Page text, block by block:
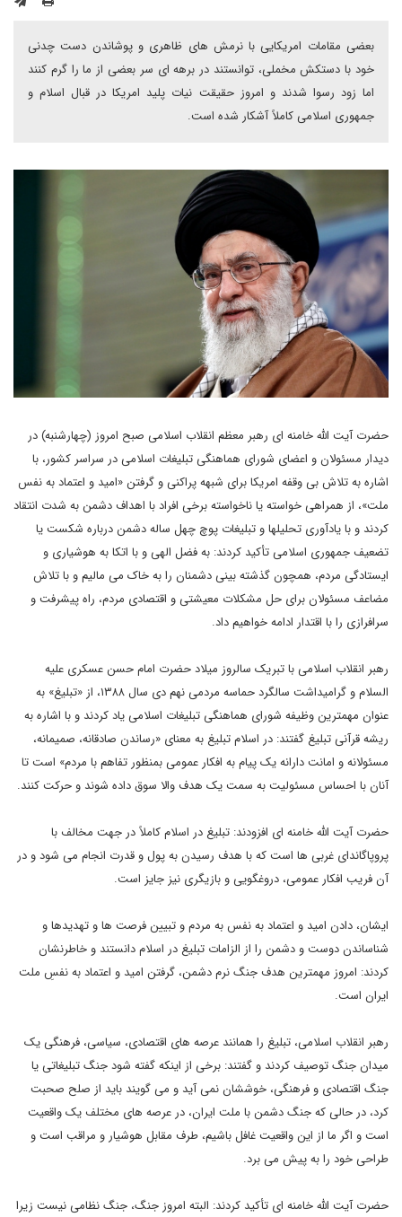
بعضی مقامات امریکایی با نرمش های ظاهری و پوشاندن دست چدنی
خود با دستکش مخملی، توانستند در برهه ای سر بعضی از ما را گرم کنند
اما زود رسوا شدند و امروز حقیقت نیات پلید امریکا در قبال اسلام و
جمهوری اسلامی کاملاً آشکار شده است.
حضرت آیت الله خامنه ای رهبر معظم انقلاب اسلامی صبح امروز (چهارشنبه) در
دیدار مسئولان و اعضای شورای هماهنگی تبلیغات اسلامی در سراسر کشور، با
اشاره به تلاش بی وقفه امریکا برای شبهه پراکنی و گرفتن «امید و اعتماد به نفس
ملت»، از همراهی خواسته یا ناخواسته برخی افراد با اهداف دشمن به شدت انتقاد
کردند و با یادآوری تحلیلها و تبلیغات پوچ چهل ساله دشمن درباره شکست یا
تضعیف جمهوری اسلامی تأکید کردند: به فضل الهی و با اتکا به هوشیاری و
ایستادگی مردم، همچون گذشته بینی دشمنان را به خاک می مالیم و با تلاش
مضاعف مسئولان برای حل مشکلات معیشتی و اقتصادی مردم، راه پیشرفت و
سرافرازی را با اقتدار ادامه خواهیم داد.
رهبر انقلاب اسلامی با تبریک سالروز میلاد حضرت امام حسن عسکری علیه
السلام و گرامیداشت سالگرد حماسه مردمی نهم دی سال ۱۳۸۸، از «تبلیغ» به
عنوان مهمترین وظیفه شورای هماهنگی تبلیغات اسلامی یاد کردند و با اشاره به
ریشه قرآنی تبلیغ گفتند: در اسلام تبلیغ به معنای «رساندن صادقانه، صمیمانه،
مسئولانه و امانت دارانه یک پیام به افکار عمومی بمنظور تفاهم با مردم» است تا
آنان با احساس مسئولیت به سمت یک هدف والا سوق داده شوند و حرکت کنند.
حضرت آیت الله خامنه ای افزودند: تبلیغ در اسلام کاملاً در جهت مخالف با
پروپاگاندای غربی ها است که با هدف رسیدن به پول و قدرت انجام می شود و در
آن فریب افکار عمومی، دروغگویی و بازیگری نیز جایز است.
ایشان، دادن امید و اعتماد به نفس به مردم و تبیین فرصت ها و تهدیدها و
شناساندن دوست و دشمن را از الزامات تبلیغ در اسلام دانستند و خاطرنشان
کردند: امروز مهمترین هدف جنگ نرم دشمن، گرفتن امید و اعتماد به نفسِ ملت
ایران است.
رهبر انقلاب اسلامی، تبلیغ را همانند عرصه های اقتصادی، سیاسی، فرهنگی یک
میدان جنگ توصیف کردند و گفتند: برخی از اینکه گفته شود جنگ تبلیغاتی یا
جنگ اقتصادی و فرهنگی، خوششان نمی آید و می گویند باید از صلح صحبت
کرد، در حالی که جنگ دشمن با ملت ایران، در عرصه های مختلف یک واقعیت
است و اگر ما از این واقعیت غافل باشیم، طرف مقابل هوشیار و مراقب است و
طراحی خود را به پیش می برد.
حضرت آیت الله خامنه ای تأکید کردند: البته امروز جنگ، جنگ نظامی نیست زیرا